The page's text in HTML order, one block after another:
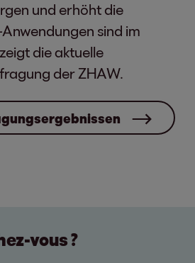
und erhöht die
sind im
die aktuelle
der ZHAW.
vous ?